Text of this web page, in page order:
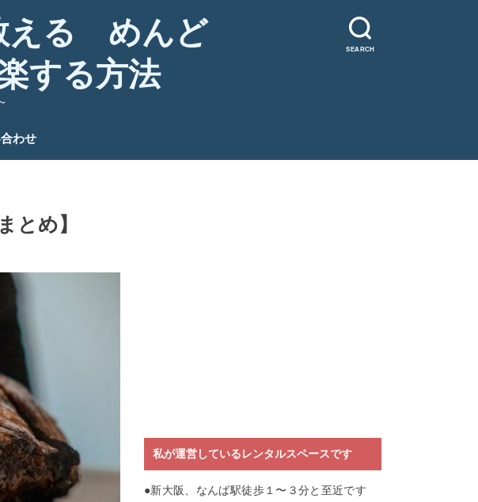
SEARCH
える めんど
する方法
わせ
とめ】
私が運営しているレンタルスペースです
●新大阪、なんば駅徒歩１〜３分と至近です